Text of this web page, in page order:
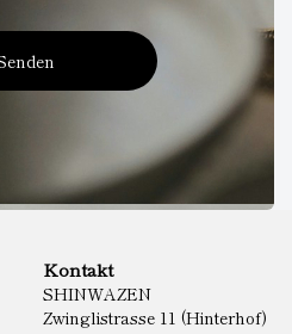
Kontakt
SHINWAZEN
Zwinglistrasse 11 (Hinterhof)